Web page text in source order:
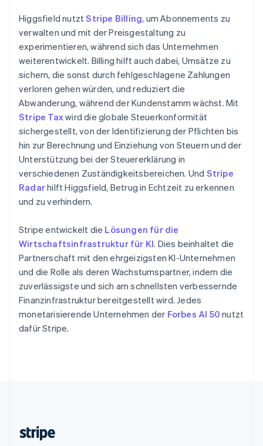
Higgsfield nutztStripe Billing, um Abonnements zu
verwalten und mit der Preisgestaltung zu
experimentieren, während sich das Unternehmen
weiterentwickelt. Billing hilft auch dabei, Umsätze zu
sichern, die sonst durch fehlgeschlagene Zahlungen
verloren gehen würden, und reduziert die
Abwanderung, während der Kundenstamm wächst. Mit
Stripe Taxwird die globale Steuerkonformität
sichergestellt, von der Identifizierung der Pflichten bis
hin zur Berechnung und Einziehung von Steuern und der
Unterstützung bei der Steuererklärung in
verschiedenen Zuständigkeitsbereichen. Und Stripe
Radarhilft Higgsfield, Betrug in Echtzeit zu erkennen
und zu verhindern.
Stripe entwickelt die Lösungen für die
Wirtschaftsinfrastruktur für KI. Dies beinhaltet die
Partnerschaft mit den ehrgeizigsten KI-Unternehmen
und die Rolle als deren Wachstumspartner, indem die
zuverlässigste und sich am schnellsten verbessernde
Finanzinfrastruktur bereitgestellt wird. Jedes
monetarisierende Unternehmen der Forbes AI 50 nutzt
dafür Stripe.
Polen
English
Portugal
PortuguêsEnglish
Rumänien
English
Schweden
Svenska English
Schweiz
Deutsch Français Italiano English
Singapur
English简体中文
Slowakei
English
Slowenien
EnglishItaliano
China
English简体中文
Spanien
EspañolEnglish
Thailand
ไทยEnglish
Tschechische Republik
English
Ungarn
English